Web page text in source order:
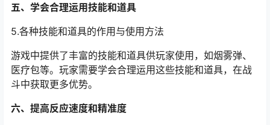
五、学会合理运用技能和道具
5.各种技能和道具的作用与使用方法
游戏中提供了丰富的技能和道具供玩家使用，如烟雾弹、
医疗包等。玩家需要学会合理运用这些技能和道具，在战
斗中获取更多优势。
六、提高反应速度和精准度